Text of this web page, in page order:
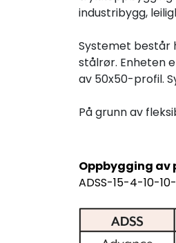
industribygg,
Systemet består
stålrør. Enheten
av 50x50-profil.
På grunn av
Oppbygging av
ADSS-15-4-10-